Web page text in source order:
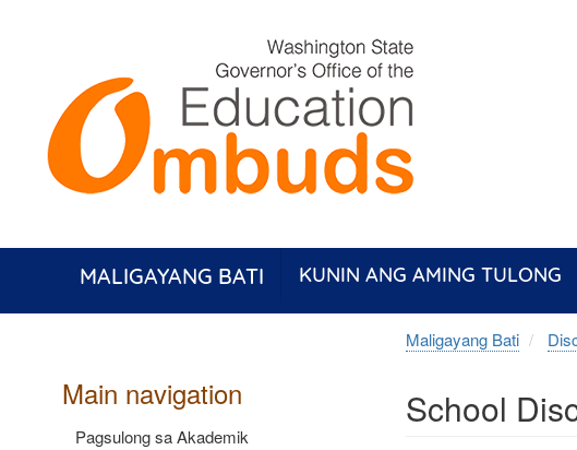
MALIGAYANG BATI KUNIN ANG AMING TULONG
Main navigation
Pagsulong sa Akademik
Maligayang Bati
School